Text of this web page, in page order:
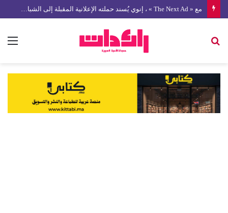
مع « The Next Ad » ، إنوي يُسند حملته الإعلانية المقبلة إلى الشباب المغربي